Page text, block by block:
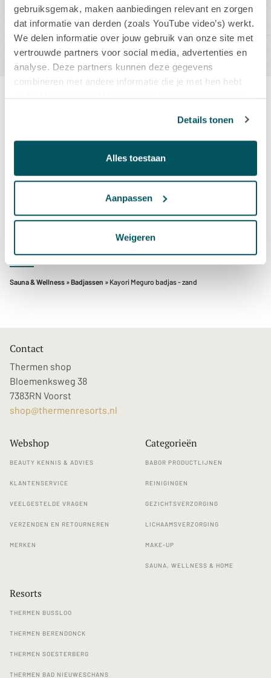
gebruiksgemak, maken aanbiedingen relevant en zorgen
dat informatie van derden (zoals YouTube video’s) werkt.
We delen informatie over jouw gebruik van onze site met
vertrouwde partners voor social media, advertenties en
analyse. Deze partners kunnen deze gegevens
combineren met andere informatie die je met hen hebt
gedeeld of die zij hebben verzameld op basis van jouw
Details tonen
Alles toestaan
Aanpassen
Weigeren
IN WINKELMAND
OCS - gecertificeerd
geborduurde print
Sauna & Wellness » Badjassen » Kayori Meguro badjas - zand
Contact
Thermen shop
Bloemenksweg 38
7383RN Voorst
shop@thermenresorts.nl
Webshop
BEAUTY KENNIS & ADVIES
KLANTENSERVICE
VEELGESTELDE VRAGEN
VERZENDEN EN RETOURNEREN
MERKEN
Categorieën
BABOR PRODUCTLIJNEN
REINIGINGEN
GEZICHTSVERZORGING
LICHAAMSVERZORGING
MAKE-UP
SAUNA, WELLNESS & HOME
Resorts
THERMEN BUSSLOO
THERMEN BERENDONCK
THERMEN SOESTERBERG
THERMEN BAD NIEUWESCHANS